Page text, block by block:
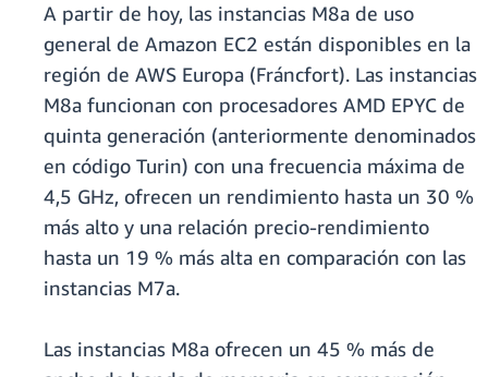
A partir de hoy, las instancias M8a de uso
general de Amazon EC2 están disponibles en la
región de AWS Europa (Fráncfort). Las instancias
M8a funcionan con procesadores AMD EPYC de
quinta generación (anteriormente denominados
en código Turin) con una frecuencia máxima de
4,5 GHz, ofrecen un rendimiento hasta un 30 %
más alto y una relación precio-rendimiento
hasta un 19 % más alta en comparación con las
instancias M7a.
Las instancias M8a ofrecen un 45 % más de